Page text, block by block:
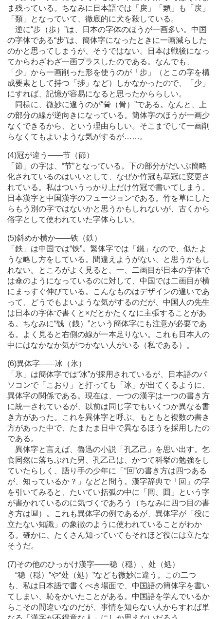
ま残っている。ちなみに日本語では「戾」「類」も「戻」
「類」となっていて、徹底的に犬を殺している。
逆に“步（歩）”は、日本の字体のほうが一画多い。中国
の字体である“步”は、簡体字になったときに一画減らした
のかと思ってしまうが、そうではない。日本は戦後になっ
てからわざわざ一画プラスしたのである。なんでも、
「少」から一画削った形を使うのが「步」（とこの字を構
成要素として持つ「捗」など）しかなかったので、「少」
にすれば、記憶が容易になると思ったかららしい。
同様に、微妙に違うのが“骨 （骨）”である。なんと、上
の部分の線が逆向きになっている。簡体字のほうが一画少
なくできるから、という理由らしい。そこまでして一画削
らなくてもよいような気がするが… …。
(4)冠が違う ――节（節）
「節」の字は、“节”となっている。下の部分がだいぶ簡略
化されているのはいいとして、なぜか竹冠も草冠に変更さ
れている。私はついうっかり上だけ竹冠で書いてしまう。
日本漢字と中国漢字のフュージョンである。竹を草にした
らもう別の字ではないかと思うかもしれないが、古くから
俗字として使われていた字体らしい。
(5)斜めか横か――铁（鉄）
「鉄」は中国では“铁”。繁体字では「鐵」なので、似たよ
うな略し方をしている。間違えようがない、と思うかもし
れない。ところがよく見ると、一、二画目が日本の字体で
は傘のようになっているのに対して、中国では二画目が横
にまっすぐ伸びている。こんなものはデザインの違いであ
って、どうでもよいような気がするのだが、中国人の先生
は日本の字体で書くと×だとかたくなに主張することがあ
る。ちなみに“钱（銭）”という簡体字にも注意が必要であ
る。よく見ると右側の線が一本足りない。これも日本人の
中にはなかなか気がつかない人がいる（私である）。
(6)異体字――冰（氷）
「氷」は簡体字では“冰”が採用されているが、日本語のパ
ソコンで「こおり」と打っても「冰」が出てくるように、
異体字の関係である。現在は、一つの漢字は一つの書き方
に統一されているが、以前は同じ字でもいくつか異なる書
き方があった。これを異体字と呼ぶ。もともと複数の書き
方があった中で、たまたま日中で異なるほうを採用したの
である。
異体字と言えば、魯迅の小説「孔乙己」を思い出す。乞
食同然に落ちぶれた男、孔乙己は、かつて科挙の勉強をし
ていたらしく、語り手の少年に「“回”の書き方は四つある
が、知っているか？」などと問う。漢字辞典で「回」の字
を引いてみると、たいてい括弧の中に「囘、囬」という字
が書かれているのに気づくであろう（ちなみに四つ目の書
き方は
）。これも異体字の例であるが、異体字が「役に
立たない知識」の象徴のように使われていることがわか
る。確かに、たくさん知っていてもそれほど役には立たな
そうだ。
(7)その他のひっかけ漢字――稳（穏）、处（処）
“稳（穏）”や“处（処）”なども微妙に違う。この二つ
も、私は日本語で書くべき場面で、中国語の簡体字を書い
てしまい、恥をかいたことがある。中国語を学んでいるか
らこその間違いなのだが、事情を知らない人からすれば単